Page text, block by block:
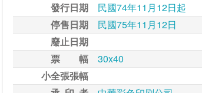
發行日期
民國74年11月12日起
停售日期
民國75年11月12日
廢止日期
票 幅
30x40
小全張張幅